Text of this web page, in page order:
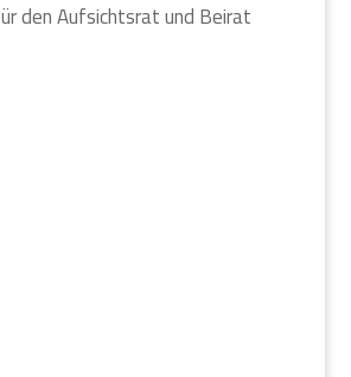
den Auf­sichts­rat und Bei­rat